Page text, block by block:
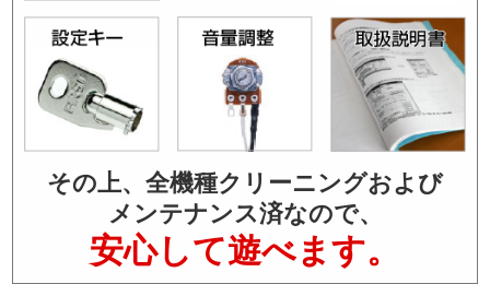
その上、全機種クリーニングおよび
メンテナンス済なので、
安心して遊べます。